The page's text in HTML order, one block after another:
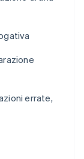
errate,